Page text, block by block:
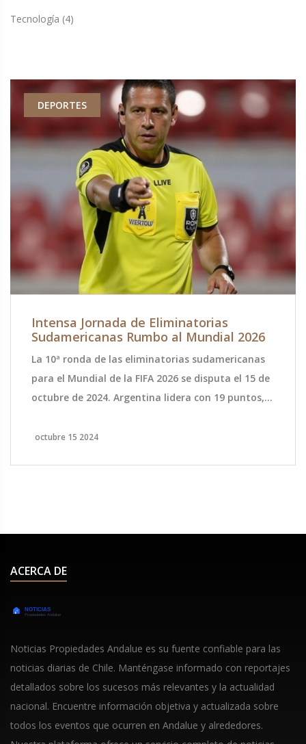
Tecnología (4)
DEPORTES
Intensa Jornada de Eliminatorias
Sudamericanas Rumbo al Mundial 2026
La 10ª ronda de las eliminatorias sudamericanas
para el Mundial de la FIFA 2026 se disputa el 15 de
octubre de 2024. Argentina lidera con 19 puntos,
busca recuperar terreno ante Perú, mientras que
octubre 15 2024
ACERCA DE
Noticias Propiedades Andalue es su fuente confiable para las
noticias diarias de Chile. Manténgase informado con reportajes
detallados sobre los sucesos más relevantes y la actualidad
nacional. Encuentre información objetiva y actualizada sobre
todos los eventos que ocurren en Andalue y alrededores.